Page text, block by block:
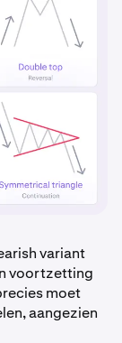
variant
voortzetting
moet
aangezien